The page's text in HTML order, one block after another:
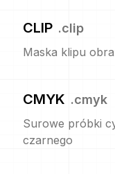
CLIP .clip
Maska klipu
CMYK .cmyk
Surowe próbki
czarnego